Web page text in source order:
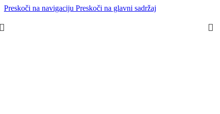
Preskoči na navigaciju Preskoči na glavni sadržaj